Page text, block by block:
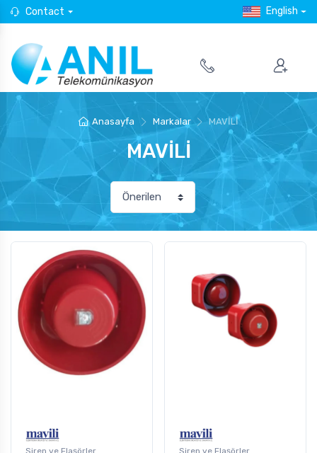
Contact English
Anasayfa Markalar MAVİLİ
MAVİLİ